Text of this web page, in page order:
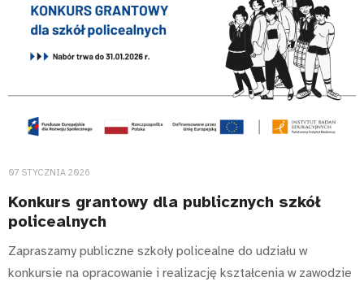
07 STYCZNIA 2026
Konkurs grantowy dla publicznych szkół
policealnych
Zapraszamy publiczne szkoły policealne do udziału w
konkursie na opracowanie i realizację kształcenia w zawodzie